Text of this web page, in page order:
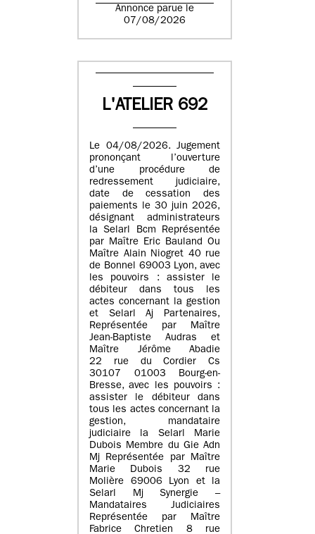
Annonce parue le
07/08/2026
L'ATELIER 692
Le 04/08/2026. Jugement
prononçant l’ouverture
d’une procédure de
redressement judiciaire,
date de cessation des
paiements le 30 juin 2026,
désignant administrateurs
la Selarl Bcm Représentée
par Maître Eric Bauland Ou
Maître Alain Niogret 40 rue
de Bonnel 69003 Lyon, avec
les pouvoirs : assister le
débiteur dans tous les
actes concernant la gestion
et Selarl Aj Partenaires,
Représentée par Maître
Jean-Baptiste Audras et
Maître Jérôme Abadie
22 rue du Cordier Cs
30107 01003 Bourg-en-
Bresse, avec les pouvoirs :
assister le débiteur dans
tous les actes concernant la
gestion, mandataire
judiciaire la Selarl Marie
Dubois Membre du Gie Adn
Mj Représentée par Maître
Marie Dubois 32 rue
Molière 69006 Lyon et la
Selarl Mj Synergie –
Mandataires Judiciaires
Représentée par Maître
Fabrice Chretien 8 rue